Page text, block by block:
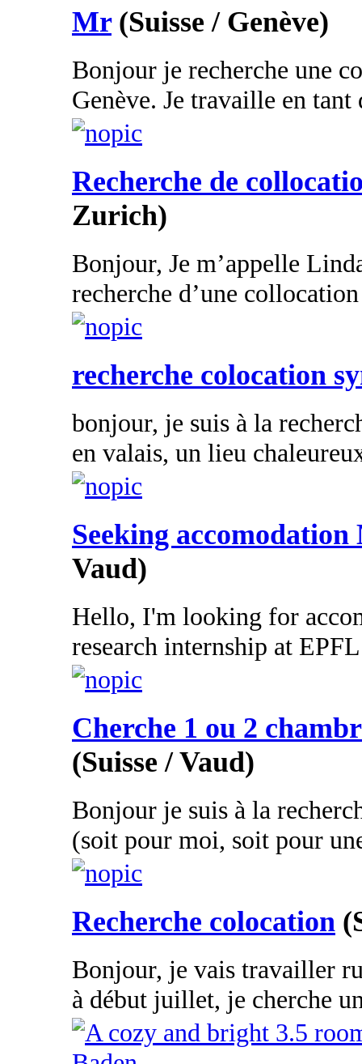
Mr (Suisse / Genève)
Bonjour je recherche une
Genève. Je travaille en
Recherche de
Zurich)
Bonjour, Je m’appelle
recherche d’une
recherche colocation
bonjour, je suis à la
en valais, un lieu
Seeking
Vaud)
Hello, I'm looking for
research internship at
Cherche 1 ou 2
(Suisse / Vaud)
Bonjour je suis à la
(soit pour moi, soit pour
Recherche colocation
Bonjour, je vais travailler
à début juillet, je cherche